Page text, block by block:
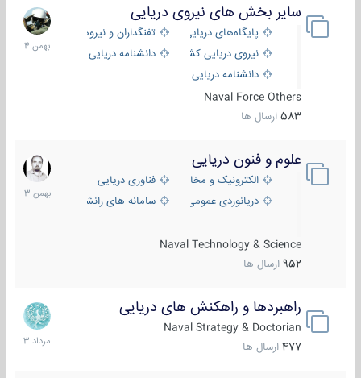
سایر بخش های نیروی دریایی
پایگاه‌های دریایی
تفنگداران و نیروهای ویژه‌ی دریایی
نیروی دریایی کشورهای مختلفدانشنامه دریایی
دانشنامه دریایی کپی
Naval Force Others
583 ارسال ها
22
بهمن
1404
علوم و فنون دریایی
الکترونیک و مخابرات دریاییفناوری دریایی
دریانوردی عمومی
سامانه های رانشی دریایی
Naval Technology & Science
952 ارسال ها
6
بهمن
1403
راهبردها و راهکنش های دریایی
Naval Strategy & Doctorian
477 ارسال ها
2
مرداد
1403